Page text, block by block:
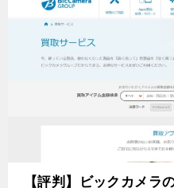
【評判】ビックカメラ